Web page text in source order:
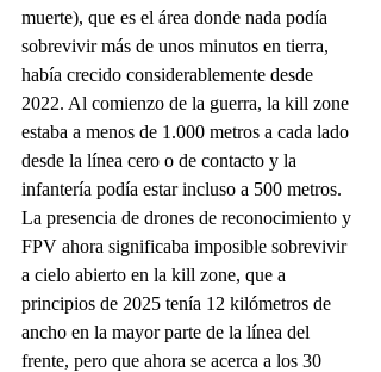
muerte), que es el área donde nada podía
sobrevivir más de unos minutos en tierra,
había crecido considerablemente desde
2022. Al comienzo de la guerra, la kill zone
estaba a menos de 1.000 metros a cada lado
desde la línea cero o de contacto y la
infantería podía estar incluso a 500 metros.
La presencia de drones de reconocimiento y
FPV ahora significaba imposible sobrevivir
a cielo abierto en la kill zone, que a
principios de 2025 tenía 12 kilómetros de
ancho en la mayor parte de la línea del
frente, pero que ahora se acerca a los 30